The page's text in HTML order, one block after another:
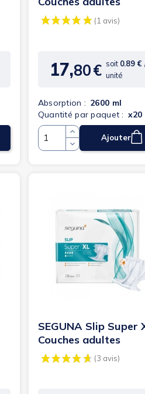
Prix
17,80€ soit 0.89 €
unité
Absorption : 2600 ml
Quantité par paquet : x20
QuantitéAjouter
SEGUNA Slip Super
Couches adultes